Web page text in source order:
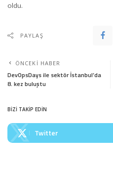
oldu.
PAYLAŞ
ÖNCEKI HABER
DevOpsDays ile sektör İstanbul’da
8. kez buluştu
BİZİ TAKİP EDİN
Twitter